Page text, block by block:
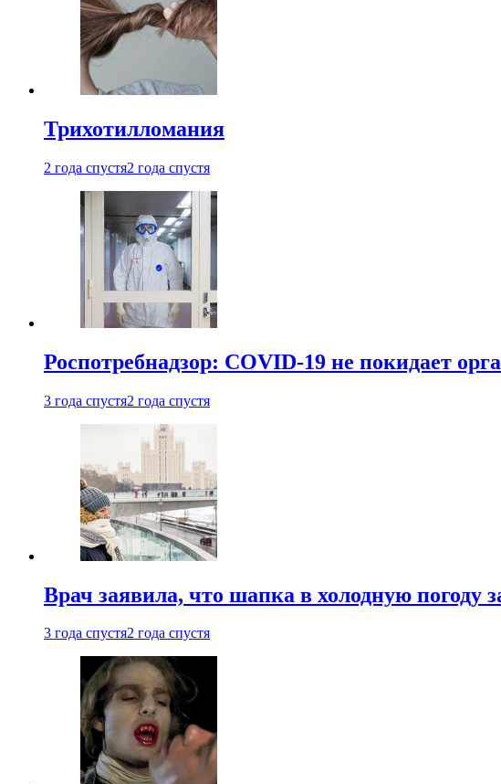
Трихотилломания
2 года спустя2 года спустя
Роспотребнадзор: COVID-19 не покидает
3 года спустя2 года спустя
Врач заявила, что шапка в холодную погоду
3 года спустя2 года спустя